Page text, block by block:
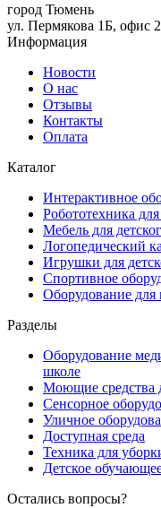
город Тюмень
ул. Пермякова 1Б, офис 2
Информация
Новости
О нас
Отзывы
Контакты
Оплата
Каталог
Интерактивное
Робототехника
Мебель для
Логопедический
Игрушки для
Спортивное
Оборудование для
Разделы
Оборудование
школе
Моющие средства
Сенсорное
Уличное
Доступная среда
Техника для
Детское
Остались вопросы?